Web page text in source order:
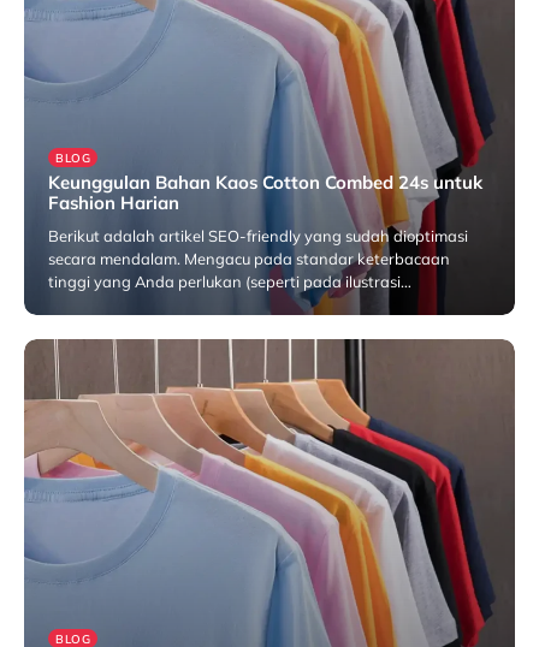
BLOG
Keunggulan Bahan Kaos Cotton Combed 24s untuk
Fashion Harian
Berikut adalah artikel SEO-friendly yang sudah dioptimasi
secara mendalam. Mengacu pada standar keterbacaan
tinggi yang Anda perlukan (seperti pada ilustrasi…
Juni 9, 2026
BLOG